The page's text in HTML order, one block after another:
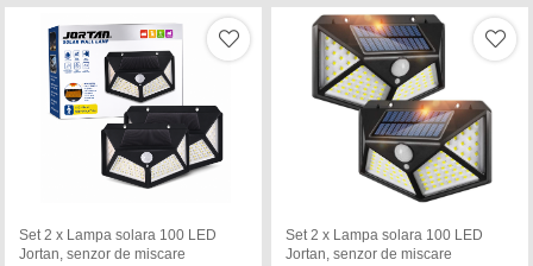
Set 2 x Lampa solara 100 LED
Jortan, senzor de miscare
Set 2 x Lampa solara 100 LED
Jortan, senzor de miscare